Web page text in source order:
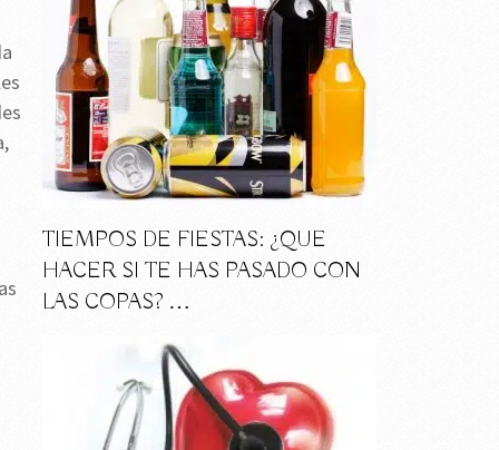
TIEMPOS DE FIESTAS: ¿QUE
HACER SI TE HAS PASADO CON
LAS COPAS? …